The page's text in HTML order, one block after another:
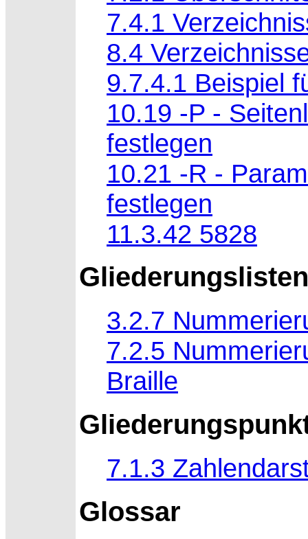
7.4.1
8.4
9.7.4.1 Beispiel
10.19 -P -
festlegen
10.21 -R -
festlegen
11.3.42 5828
Gliederungslisten
3.2.7
7.2.5
Braille
7.1.3
Glossar